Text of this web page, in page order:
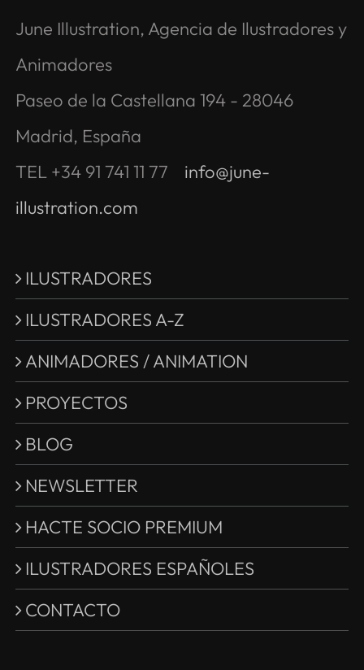
June Illustration, Agencia de Ilustradores y
Animadores
Paseo de la Castellana 194 - 28046
Madrid, España
TEL +34 91 741 11 77 info@june-
illustration.com
ILUSTRADORES
ILUSTRADORES A-Z
ANIMADORES / ANIMATION
PROYECTOS
BLOG
NEWSLETTER
HACTE SOCIO PREMIUM
ILUSTRADORES ESPAÑOLES
CONTACTO